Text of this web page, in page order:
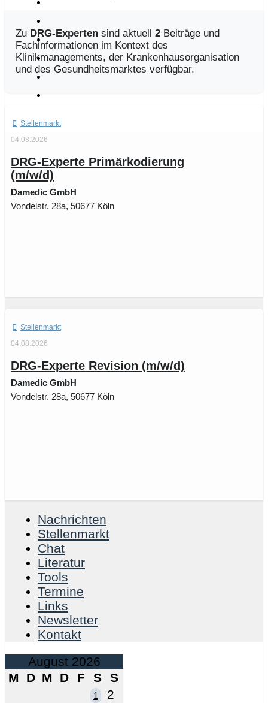
Zu DRG-Experten sind aktuell 2 Beiträge und
Fachinformationen im Kontext des
Klinikmanagements, der Krankenhausorganisation
und des Gesundheitsmarktes verfügbar.
Stellenmarkt
04.08.2026
DRG-Experte Primärkodierung
(m/w/d)
Damedic GmbH
Vondelstr. 28a, 50677 Köln
Stellenmarkt
04.08.2026
DRG-Experte Revision (m/w/d)
Damedic GmbH
Vondelstr. 28a, 50677 Köln
Nachrichten
Stellenmarkt
Chat
Literatur
Tools
Termine
Links
Newsletter
Kontakt
August 2026
M
D M D F S S
1 2